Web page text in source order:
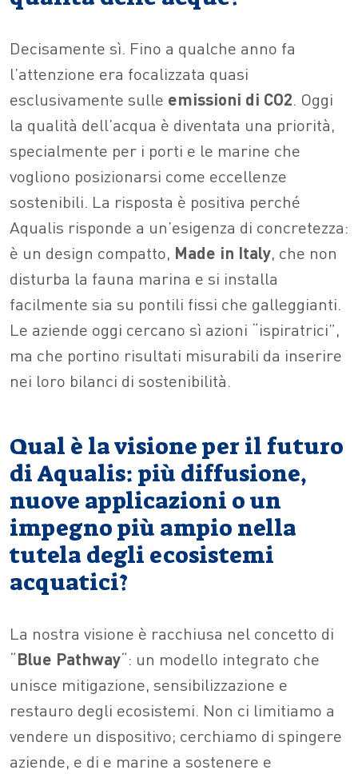
Decisamente sì. Fino a qualche anno fa
l’attenzione era focalizzata quasi
esclusivamente sulle emissioni di CO2. Oggi
la qualità dell’acqua è diventata una priorità,
specialmente per i porti e le marine che
vogliono posizionarsi come eccellenze
sostenibili. La risposta è positiva perché
Aqualis risponde a un’esigenza di concretezza:
è un design compatto, Made in Italy, che non
disturba la fauna marina e si installa
facilmente sia su pontili fissi che galleggianti.
Le aziende oggi cercano sì azioni “ispiratrici”,
ma che portino risultati misurabili da inserire
nei loro bilanci di sostenibilità.
Qual è la visione per il futuro
di Aqualis: più diffusione,
nuove applicazioni o un
impegno più ampio nella
tutela degli ecosistemi
acquatici?
La nostra visione è racchiusa nel concetto di
“Blue Pathway“: un modello integrato che
unisce mitigazione, sensibilizzazione e
restauro degli ecosistemi. Non ci limitiamo a
vendere un dispositivo; cerchiamo di spingere
aziende, e di e marine a sostenere e